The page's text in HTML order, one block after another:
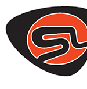
We use cookies to
you a better
ACCEPT AND